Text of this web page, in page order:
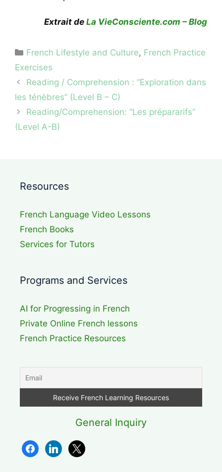
Extrait de La VieConsciente.com – Blog
Categories
French Lifestyle and Culture, French Practice
Exercises
Reading / Comprehension : “Exploration dans
les ténèbres” (Level B – C)
Reading/Comprehension: “Les prépararifs”
(Level A-B)
Resources
French Language Video Lessons
French Books
Services for Tutors
Programs and Services
AI for Progressing in French
Private Online French lessons
French Practice Resources
General Inquiry
facebooklinkedin
x